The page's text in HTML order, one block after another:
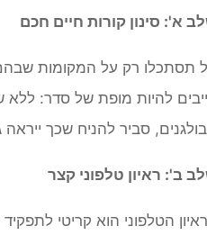
א': סינון קורות חיים חכם
תסתכלו רק על המקומות
להיות מופת של סדר: ללא
סביר להניח שכך
ב': ראיון טלפוני קצר
הטלפוני הוא קריטי